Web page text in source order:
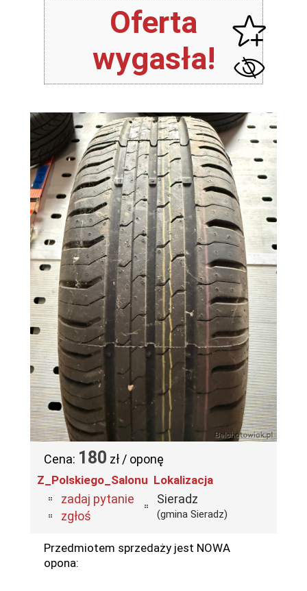
Oferta
wygasła!
Cena: 180 zł / oponę
Z_Polskiego_Salonu
zadaj pytanie
zgłoś
Lokalizacja
Sieradz
(gmina Sieradz)
Przedmiotem sprzedaży jest NOWA
opona: